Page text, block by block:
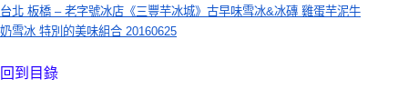
台北 板橋 – 老字號冰店《三豐芋冰城》古早味雪冰&冰磚 雞蛋芋泥牛
奶雪冰 特別的美味組合 20160625
回到目錄